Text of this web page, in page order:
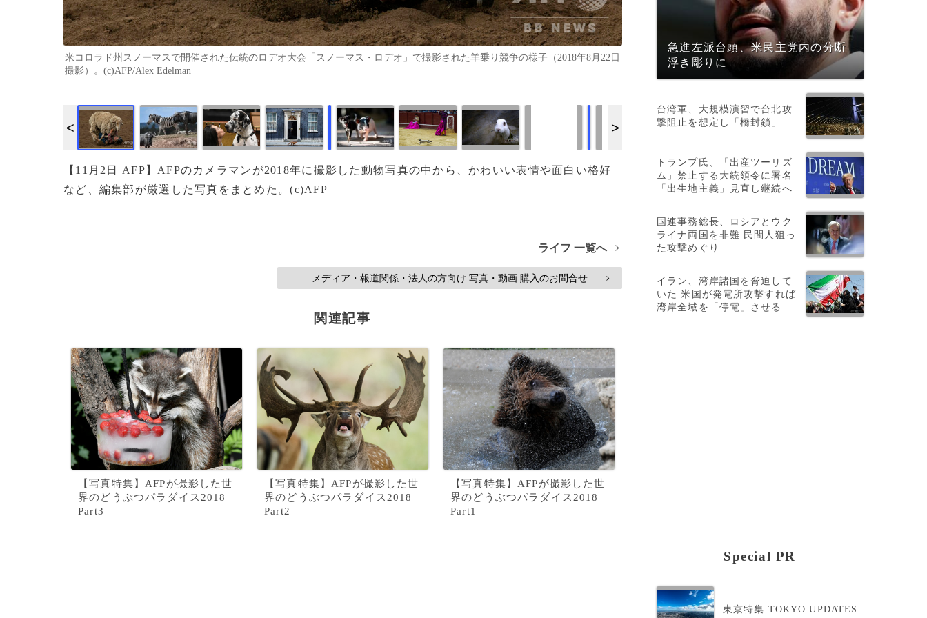
米コロラド州スノーマスで開催された伝統のロデオ大会「スノーマス・ロデオ」で撮影された羊乗り競争の様子（2018年8月22日
撮影）。(c)AFP/Alex Edelman
画像作成中 画像作成中 画像作成中 画像作成中
【11月2日 AFP】AFPのカメラマンが2018年に撮影した動物写真の中から、かわいい表情や面白い格好
など、編集部が厳選した写真をまとめた。(c)AFP
ライフ 一覧へ >
メディア・報道関係・法人の方向け 写真・動画 購入のお問合せ >
関連記事
【写真特集】AFPが撮影した世
界のどうぶつパラダイス2018
Part3
【写真特集】AFPが撮影した世
界のどうぶつパラダイス2018
Part2
【写真特集】AFPが撮影した世
界のどうぶつパラダイス2018
Part1
急進左派台頭、米民主党内の分断
浮き彫りに
台湾軍、大規模演習で台北攻
撃阻止を想定し「橋封鎖」
トランプ氏、「出産ツーリズ
ム」禁止する大統領令に署名
「出生地主義」見直し継続へ
国連事務総長、ロシアとウク
ライナ両国を非難 民間人狙っ
た攻撃めぐり
イラン、湾岸諸国を脅迫して
いた 米国が発電所攻撃すれば
湾岸全域を「停電」させる
Special PR
東京特集:TOKYO UPDATES